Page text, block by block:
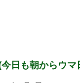
日も朝からウマ